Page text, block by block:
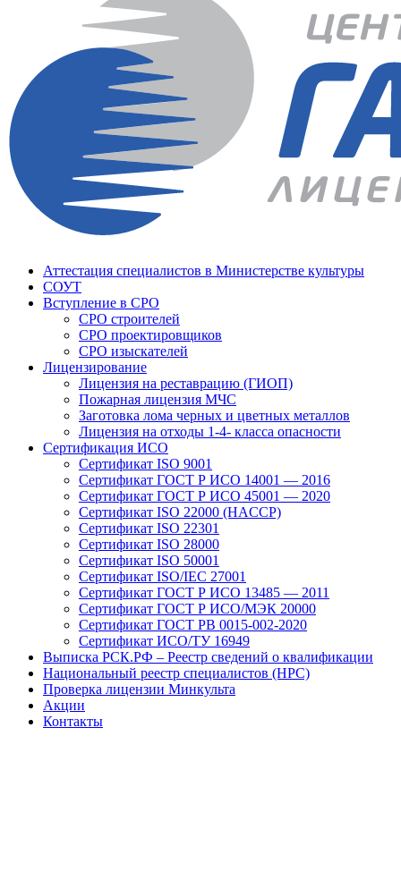
Аттестация специалистов в Министерстве культуры
СОУТ
Вступление в СРО
СРО строителей
СРО проектировщиков
СРО изыскателей
Лицензирование
Лицензия на реставрацию (ГИОП)
Пожарная лицензия МЧС
Заготовка лома черных и цветных металлов
Лицензия на отходы 1-4- класса опасности
Сертификация ИСО
Сертификат ISO 9001
Сертификат ГОСТ Р ИСО 14001 — 2016
Сертификат ГОСТ Р ИСО 45001 — 2020
Сертификат ISO 22000 (HACCP)
Сертификат ISO 22301
Сертификат ISO 28000
Сертификат ISO 50001
Сертификат ISO/IEC 27001
Сертификат ГОСТ Р ИСО 13485 — 2011
Сертификат ГОСТ Р ИСО/МЭК 20000
Сертификат ГОСТ РВ 0015-002-2020
Сертификат ИСО/ТУ 16949
Выписка РСК.РФ – Реестр сведений о квалификации
Национальный реестр специалистов (НРС)
Проверка лицензии Минкульта
Акции
Контакты